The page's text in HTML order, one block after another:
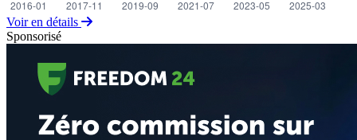
Voir en détails
Sponsorisé